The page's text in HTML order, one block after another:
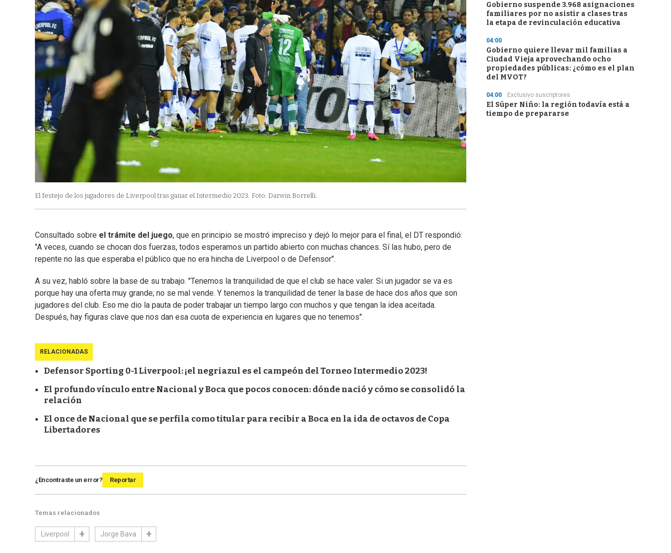
El festejo de los jugadores de Liverpool tras ganar el Intermedio 2023. Foto: Darwin Borrelli.
Consultado sobre el trámite del juego, que en principio se mostró impreciso y dejó lo mejor para el final, el DT respondió:
"A veces, cuando se chocan dos fuerzas, todos esperamos un partido abierto con muchas chances. Sí las hubo, pero de
repente no las que esperaba el público que no era hincha de Liverpool o de Defensor".
A su vez, habló sobre la base de su trabajo. "Tenemos la tranquilidad de que el club se hace valer. Si un jugador se va es
porque hay una oferta muy grande; no se mal vende. Y tenemos la tranquilidad de tener la base de hace dos años que son
jugadores del club. Eso me dio la pauta de poder trabajar un tiempo largo con muchos y que tengan la idea aceitada.
Después, hay figuras clave que nos dan esa cuota de experiencia en lugares que no tenemos".
RELACIONADAS
Defensor Sporting 0-1 Liverpool: ¡el negriazul es el campeón del Torneo Intermedio 2023!
El profundo vínculo entre Nacional y Boca que pocos conocen: dónde nació y cómo se consolidó la
relación
El once de Nacional que se perfila como titular para recibir a Boca en la ida de octavos de Copa
Libertadores
¿Encontraste un error? Reportar
Temas relacionados
Liverpool Jorge Bava
Gobierno suspende 3.968 asignaciones
familiares por no asistir a clases tras
la etapa de revinculación educativa
04:00
Gobierno quiere llevar mil familias a
Ciudad Vieja aprovechando ocho
propiedades públicas: ¿cómo es el plan
del MVOT?
04:00 Exclusivo suscriptores
El Súper Niño: la región todavía está a
tiempo de prepararse